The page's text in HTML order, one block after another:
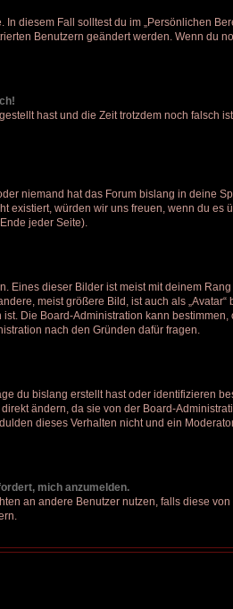
diesem Fall solltest du im „Persönlichen
Benutzern geändert werden. Wenn du
hast und die Zeit trotzdem noch falsch
niemand hat das Forum bislang in deine
existiert, würden wir uns freuen, wenn du es
jeder Seite).
dieser Bilder ist meist mit deinem
meist größere Bild, ist auch als
Die Board-Administration kann
nach den Gründen dafür fragen.
du bislang erstellt hast oder identifizieren
ändern, da sie von der Board-
dieses Verhalten nicht und ein
mich anzumelden.
an andere Benutzer nutzen, falls diese